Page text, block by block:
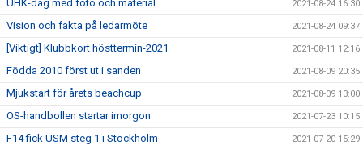
UHK-dag med foto och material 2021-08-24 16:30
Vision och fakta på ledarmöte 2021-08-24 09:37
[Viktigt] Klubbkort hösttermin-2021 2021-08-11 12:16
Födda 2010 först ut i sanden 2021-08-09 20:35
Mjukstart för årets beachcup 2021-08-09 13:00
OS-handbollen startar imorgon 2021-07-23 10:15
F14 fick USM steg 1 i Stockholm 2021-07-20 15:29